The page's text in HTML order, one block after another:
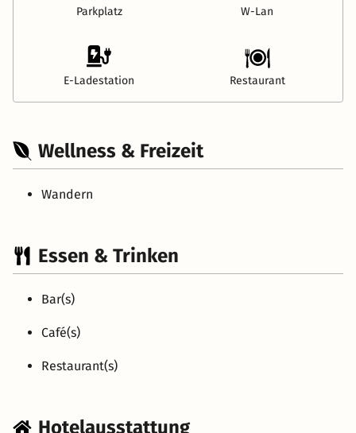
Parkplatz W-Lan
E-Ladestation Restaurant
Wellness & Freizeit
Wandern
Essen & Trinken
Bar(s)
Café(s)
Restaurant(s)
Hotelausstattung